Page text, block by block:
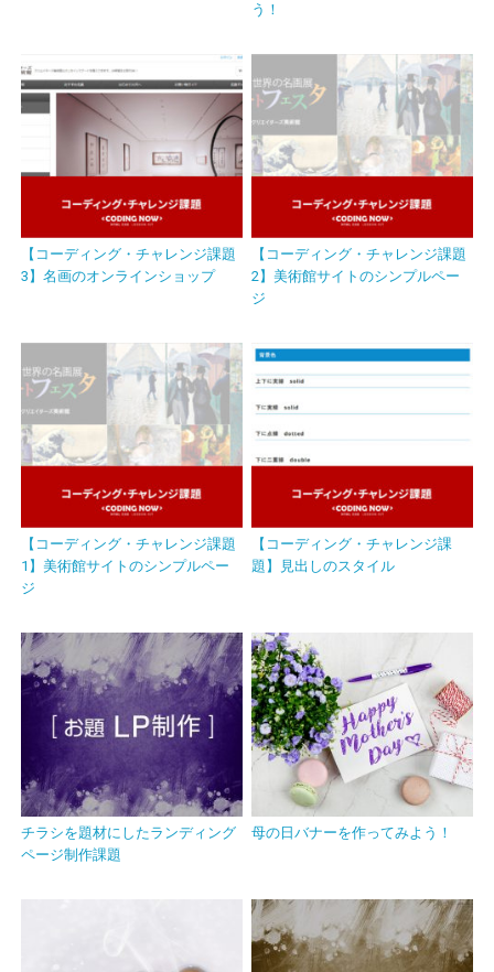
う！
【コーディング・チャレンジ課題
3】名画のオンラインショップ
【コーディング・チャレンジ課題
2】美術館サイトのシンプルペー
ジ
【コーディング・チャレンジ課題
1】美術館サイトのシンプルペー
ジ
【コーディング・チャレンジ課
題】見出しのスタイル
チラシを題材にしたランディング
ページ制作課題
母の日バナーを作ってみよう！